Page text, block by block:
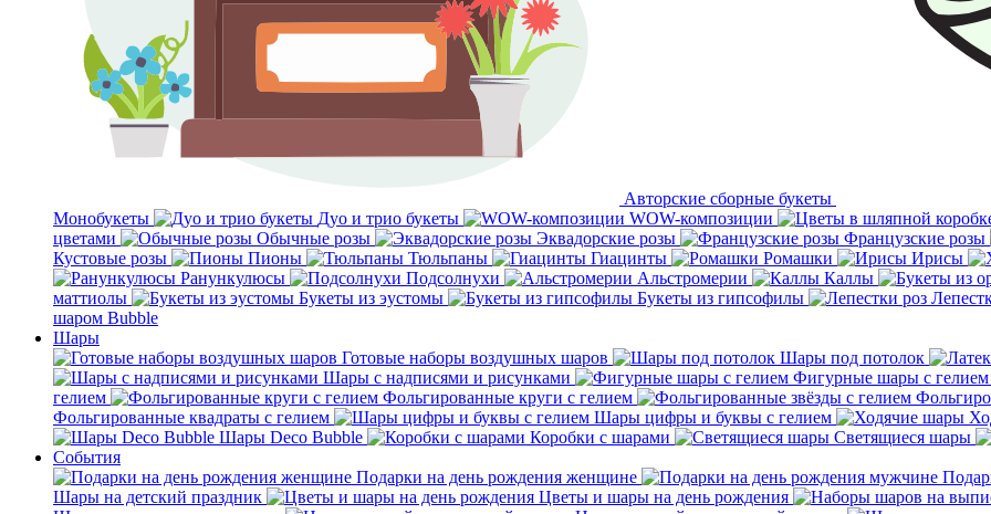
Авторские сборные букеты
Монобукеты
Дуо и трио букеты
WOW-композиции
цветами
Обычные розы Эквадорские розы
Французские розы
Кустовые розы
Пионы Тюльпаны Гиацинты Ромашки
Ирисы
Ранункулюсы
Подсолнухи Альстромерии
Каллы
маттиолы
Букеты из эустомы Букеты из гипсофилы
шаром Bubble
Шары
Готовые наборы воздушных шаров
Шары под потолок
Шары с надписями и рисунками
Фигурные шары с гелием
гелием
Фольгированные круги с гелием
Фольгированные квадраты с гелием
Шары цифры и буквы с гелием
Шары Deco Bubble
Коробки с шарами
Светящиеся шары
События
Подарки на день рождения женщине
Шары на детский праздник
Цветы и шары на день рождения